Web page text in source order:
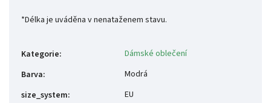
*Délka je uváděna v nenataženem stavu.
Kategorie:
Dámské oblečení
Barva:
Modrá
size_system: EU